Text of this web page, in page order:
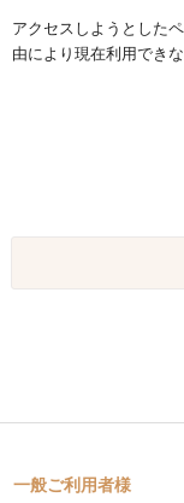
アクセスしようとした
由により現在利用でき
一般ご利用者様